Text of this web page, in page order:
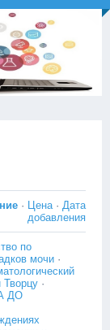
· Цена· Дата
добавления
по
мочи ·
Творцу ·
ДО